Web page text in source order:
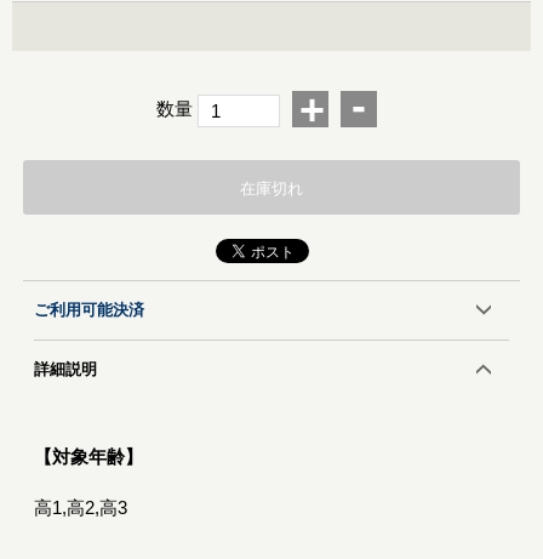
数量 + -
在庫切れ
ご利用可能決済
詳細説明
【対象年齢】
高1,高2,高3